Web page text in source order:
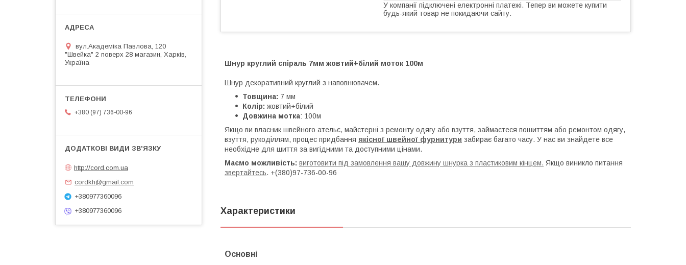
У компанії підключені електронні платежі. Тепер ви можете купити
будь-який товар не покидаючи сайту.
Шнур круглий спіраль 7мм жовтий+білий моток 100м
Шнур декоративний круглий з наповнювачем.
Товщина: 7 мм
Колір: жовтий+білий
Довжина мотка: 100м
Якщо ви власник швейного ательє, майстерні з ремонту одягу або взуття, займаєтеся пошиттям або ремонтом одягу,
взуття, рукоділлям, процес придбання якісної швейної фурнитури забирає багато часу. У нас ви знайдете все
необхідне для шиття за вигідними та доступними цінами.
Маємо можливість: виготовити під замовлення вашу довжину шнурка з пластиковим кінцем. Якщо виникло питання
звертайтесь. +(380)97-736-00-96
Характеристики
Основні
вул.Академіка Павлова, 120
"Швейка" 2 поверх 28 магазин, Харків,
Україна
+380 (97) 736-00-96
http://cord.com.ua
cordkh@gmail.com
+380977360096
+380977360096